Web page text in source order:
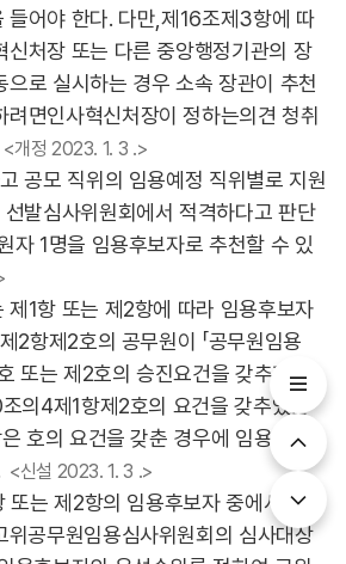
들어야 한다. 다만,제16조제3항에 따
신처장 또는 다른 중앙행정기관의 장
으로 실시하는 경우 소속 장관이 추천
면인사혁신처장이 정하는의견 청취
<개정 2023. 1. 3 .>
공모 직위의 임용예정 직위별로 지원
발심사위원회에서 적격하다고 판단
자 1명을 임용후보자로 추천할 수 있
1항 또는 제2항에 따라 임용후보자
2항제2호의 공무원이 「공무원임용
또는 제2호의 승진요건을 갖추지 못
의4제1항제2호의 요건을 갖추었는
호의 요건을 갖춘 경우에 임용후보
<신설 2023. 1. 3 .>
는 제2항의 임용후보자 중에서 법
공무원임용심사위원회의 심사대상